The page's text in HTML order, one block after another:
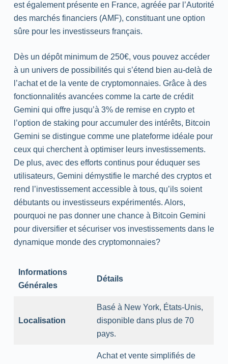
est également présente en France, agréée par l’Autorité
des marchés financiers (AMF), constituant une option
sûre pour les investisseurs français.
Dès un dépôt minimum de 250€, vous pouvez accéder
à un univers de possibilités qui s’étend bien au-delà de
l’achat et de la vente de cryptomonnaies. Grâce à des
fonctionnalités avancées comme la carte de crédit
Gemini qui offre jusqu’à 3% de remise en crypto et
l’option de staking pour accumuler des intérêts, Bitcoin
Gemini se distingue comme une plateforme idéale pour
ceux qui cherchent à optimiser leurs investissements.
De plus, avec des efforts continus pour éduquer ses
utilisateurs, Gemini démystifie le marché des cryptos et
rend l’investissement accessible à tous, qu’ils soient
débutants ou investisseurs expérimentés. Alors,
pourquoi ne pas donner une chance à Bitcoin Gemini
pour diversifier et sécuriser vos investissements dans le
dynamique monde des cryptomonnaies?
Informations
Générales
Détails
Localisation
Basé à New York, États-Unis,
disponible dans plus de 70
pays.
Achat et vente simplifiés de